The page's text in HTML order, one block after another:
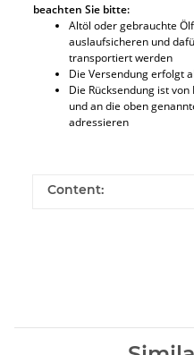
beachten Sie bitte:
Altöl oder gebrauchte
auslaufsicheren und
transportiert werden
Die Versendung erfolgt
Die Rücksendung ist
und an die oben
adressieren
Content: